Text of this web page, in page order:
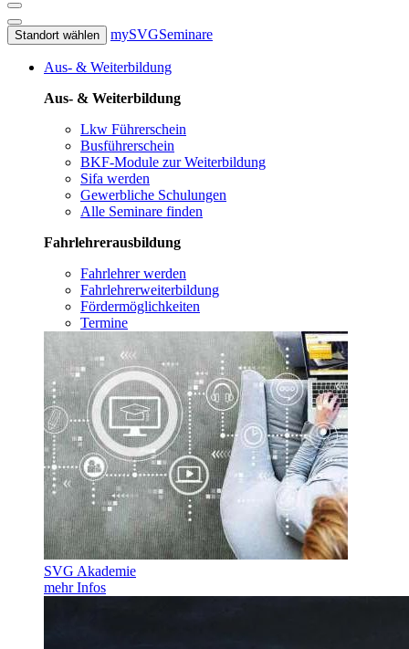
Standort wählen mySVGSeminare
Aus- & Weiterbildung
Aus- & Weiterbildung
Lkw Führerschein
Busführerschein
BKF-Module zur Weiterbildung
Sifa werden
Gewerbliche Schulungen
Alle Seminare finden
Fahrlehrerausbildung
Fahrlehrer werden
Fahrlehrerweiterbildung
Fördermöglichkeiten
Termine
SVG Akademie
mehr Infos